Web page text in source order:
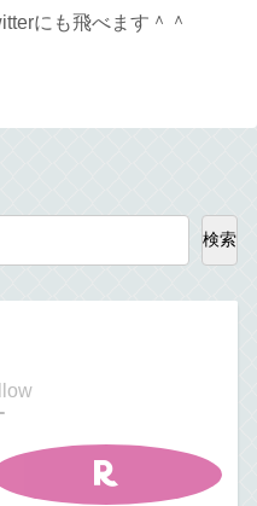
にも飛べます＾＾
検索